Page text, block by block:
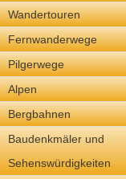
Wandertouren
Fernwanderwege
Pilgerwege
Alpen
Bergbahnen
Baudenkmäler und
Sehenswürdigkeiten